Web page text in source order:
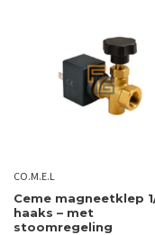
CO.M.E.L
Ceme magneetklep
haaks – met
stoomregeling